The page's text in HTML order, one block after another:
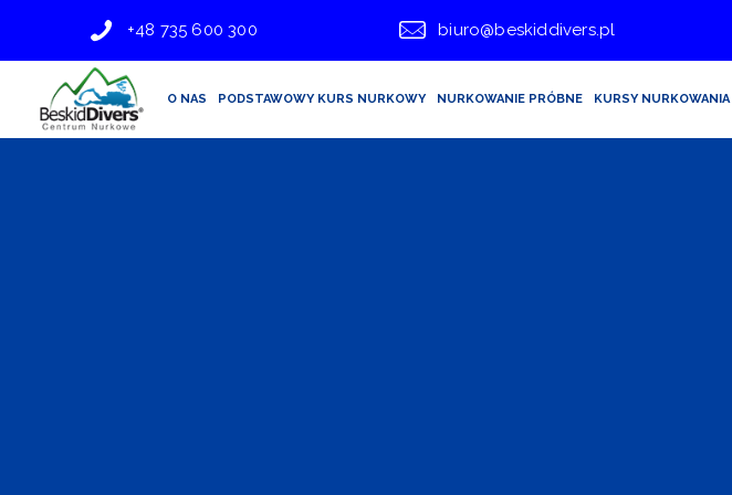
+48 735 600 300 biuro@beskiddivers.pl
O NAS PODSTAWOWY KURS NURKOWY NURKOWANIE PRÓBNE KURSY NURKOWANIA